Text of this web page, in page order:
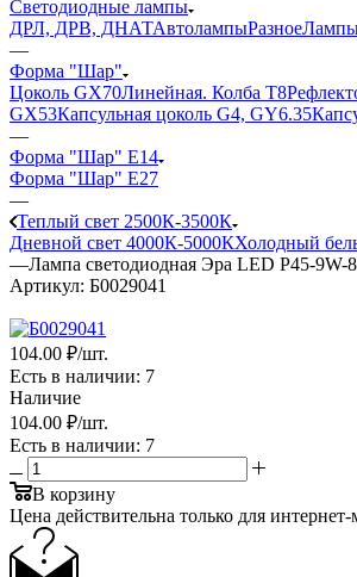
Светодиодные лампы
ДРЛ, ДРВ, ДНАТАвтолампыРазноеЛампы
—
Форма "Шар"
Цоколь GX70Линейная. Колба Т8
GX53Капсульная цоколь G4, GY6.35
—
Форма "Шар" E14
Форма "Шар" E27
—
Теплый свет 2500К-3500К
Дневной свет 4000К-5000КХолодный
—Лампа светодиодная Эра LED P45-9W-
Артикул: Б0029041
104.00 ₽/шт.
Есть в наличии: 7
Наличие
104.00 ₽/шт.
Есть в наличии: 7
В корзину
Цена действительна только для